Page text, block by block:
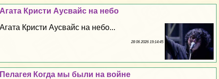
Агата Кристи Аусвайс на небо
Агата Кристи Аусвайс на небо...
28 06 2026 19:14:45
Пелагея Когда мы были на войне